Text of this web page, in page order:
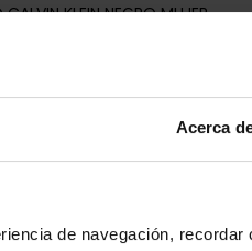
Acerca
de navegación, recordar
CALVIN KLEIN NEGRO MUJER